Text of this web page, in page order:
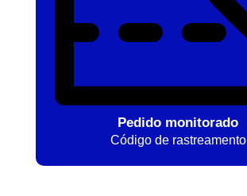
Pedido monitorado
Código de rastreamento